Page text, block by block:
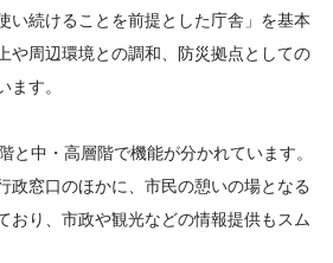
い続けることを前提とした庁舎」を基本
や周辺環境との調和、防災拠点としての
ます。
と中・高層階で機能が分かれています。
政窓口のほかに、市民の憩いの場となる
おり、市政や観光などの情報提供もスム